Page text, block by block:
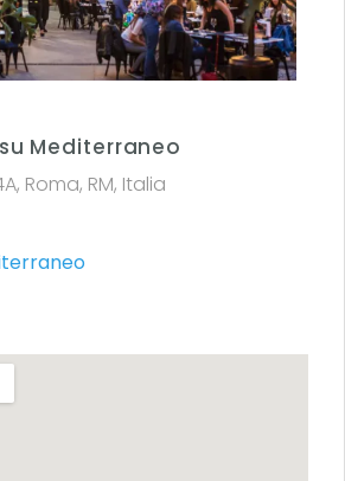
Mediterraneo
Roma, RM, Italia